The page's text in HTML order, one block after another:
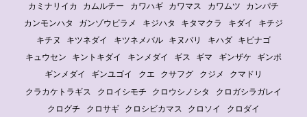
カミナリイカ
カムルチー カワハギ カワマス カワムツ
カンパチ
カンモンハタ
ガンゾウビラメ キジハタ キタマクラ キダイ
キチジ
キチヌ
キツネダイ キツネメバル キヌバリ キハダ
キビナゴ
キュウセン
キントキダイ キンメダイ ギス ギマ ギンザケ
ギンポ
ギンメダイ
ギンユゴイ クエ クサフグ クジメ
クマドリ
クラカケトラギス
クロイシモチ クロウシノシタ
クロガシラガレイ
クログチ
クロサギ クロシビカマス クロソイ
クロダイ